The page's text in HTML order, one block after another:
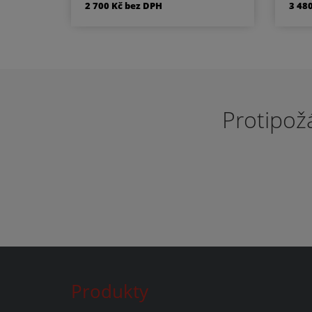
zavírání/zamykání: klička, FAB
2 700 Kč bez DPH 3
Produkty